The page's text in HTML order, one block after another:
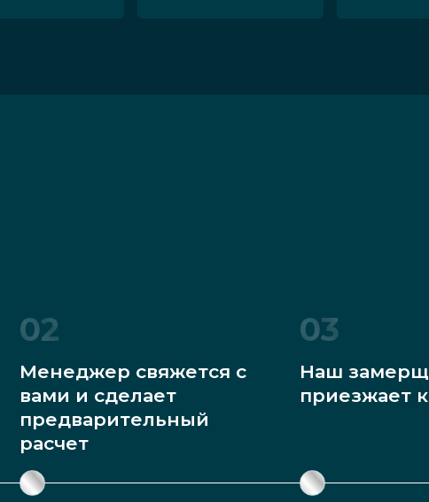
02
Менеджер свяжется с
вами и сделает
предварительный
расчет
03
Наш
приезжает